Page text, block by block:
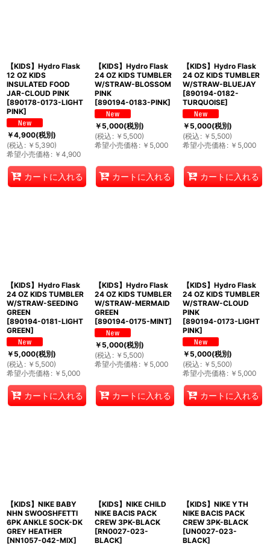
【KIDS】Hydro Flask
12 OZ KIDS
INSULATED FOOD
JAR-CLOUD PINK
[890178-0173-LIGHT
PINK]
￥4,900(税別)
(税込 : ￥ 5,390)
希望小売価格: ￥ 4,900
カートに入れる
【KIDS】Hydro Flask
24 OZ KIDS TUMBLER
W/STRAW-BLOSSOM
PINK
[890194-0183-PINK]
￥5,000(税別)
(税込 : ￥ 5,500)
希望小売価格: ￥ 5,000
カートに入れる
【KIDS】Hydro Flask
24 OZ KIDS TUMBLER
W/STRAW-BLUEJAY
[890194-0182-
TURQUOISE]
￥5,000(税別)
(税込 : ￥ 5,500)
希望小売価格: ￥ 5,000
カートに入れる
【KIDS】Hydro Flask
24 OZ KIDS TUMBLER
W/STRAW-SEEDING
GREEN
[890194-0181-LIGHT
GREEN]
￥5,000(税別)
(税込 : ￥ 5,500)
希望小売価格: ￥ 5,000
カートに入れる
【KIDS】Hydro Flask
24 OZ KIDS TUMBLER
W/STRAW-MERMAID
GREEN
[890194-0175-MINT]
￥5,000(税別)
(税込 : ￥ 5,500)
希望小売価格: ￥ 5,000
カートに入れる
【KIDS】Hydro Flask
24 OZ KIDS TUMBLER
W/STRAW-CLOUD
PINK
[890194-0173-LIGHT
PINK]
￥5,000(税別)
(税込 : ￥ 5,500)
希望小売価格: ￥ 5,000
カートに入れる
【KIDS】NIKE BABY
NHN SWOOSHFETTI
6PK ANKLE SOCK-DK
GREY HEATHER
[NN1057-042-MIX]
【KIDS】NIKE CHILD
NIKE BACIS PACK
CREW 3PK-BLACK
[RN0027-023-
BLACK]
【KIDS】NIKE YTH
NIKE BACIS PACK
CREW 3PK-BLACK
[UN0027-023-
BLACK]